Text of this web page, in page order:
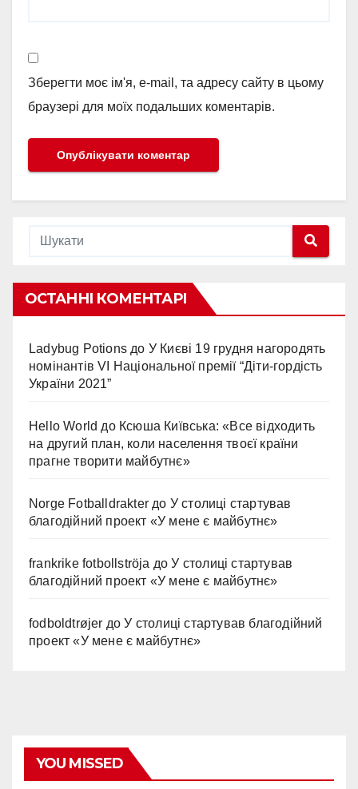
Зберегти моє ім'я, e-mail, та адресу сайту в цьому
браузері для моїх подальших коментарів.
ОСТАННІ КОМЕНТАРІ
Ladybug Potions до У Києві 19 грудня нагородять
номінантів VI Національної премії “Діти-гордість
України 2021”
Hello World до Ксюша Київська: «Все відходить
на другий план, коли населення твоєї країни
прагне творити майбутнє»
Norge Fotballdrakter до У столиці стартував
благодійний проект «У мене є майбутнє»
frankrike fotbollströja доУ столиці стартував
благодійний проект «У мене є майбутнє»
fodboldtrøjer доУ столиці стартував благодійний
проект «У мене є майбутнє»
YOU MISSED